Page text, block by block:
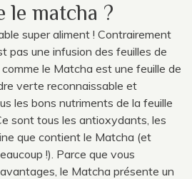
le matcha ?
super aliment ! Contrairement
pas une infusion des feuilles de
le Matcha est une feuille de
verte reconnaissable et
les bons nutriments de la feuille
sont tous les antioxydants, les
que contient le Matcha (et
!). Parce que vous
le Matcha présente un